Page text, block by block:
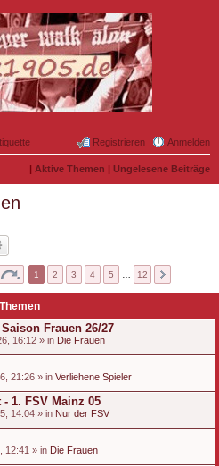
Anmelden
Registrieren
| Aktive Themen | Ungelesene Beiträge
1 2 3 4 5 12
Themen
Frauen 26/27
16:12 » in Die Frauen
21:26 » in Verliehene Spieler
1. FSV Mainz 05
14:04 » in Nur der FSV
12:41 » in Die Frauen